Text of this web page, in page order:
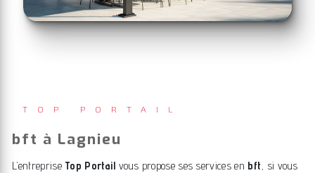
TOP PORTAIL
bft à Lagnieu
L’entreprise Top Portail vous propose ses services en bft, si vous